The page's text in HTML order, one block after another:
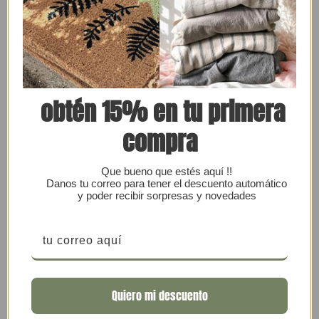
Flores y
Arreglos
Dale vida a tus espacios, puede ser sólo una flor para
un rincón, hasta un arreglo listo para tu living, tu
entrada, tu pieza, tu oficina y otras miles de opciones.
Saber Más
obtén 15% en tu primera
compra
Que bueno que estés aquí !!
Danos tu correo para tener el descuento automático
y poder recibir sorpresas y novedades
Quiero mi descuento